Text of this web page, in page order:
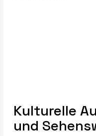
Kulturelle
und